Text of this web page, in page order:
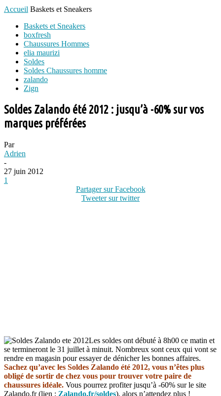
Accueil Baskets et Sneakers
Baskets et Sneakers
boxfresh
Chaussures Hommes
elia maurizi
Soldes
Soldes Chaussures homme
zalando
Zign
Soldes Zalando été 2012 : jusqu’à -60% sur vos
marques préférées
Par
Adrien
-
27 juin 2012
1
Partager sur Facebook
Tweeter sur twitter
Les soldes ont débuté à 8h00 ce matin et
se termineront le 31 juillet à minuit. Nombreux sont ceux qui vont se
rendre en magasin pour essayer de dénicher les bonnes affaires.
Sachez qu’avec les Soldes Zalando été 2012, vous n’êtes plus
obligé de sortir de chez vous pour trouver votre paire de
chaussures idéale. Vous pourrez profiter jusqu’à -60% sur le site
Zalando.fr (lien : Zalando.fr/soldes), alors n’attendez plus !